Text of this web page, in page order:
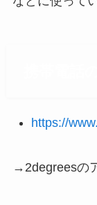
https://
→2degreesの